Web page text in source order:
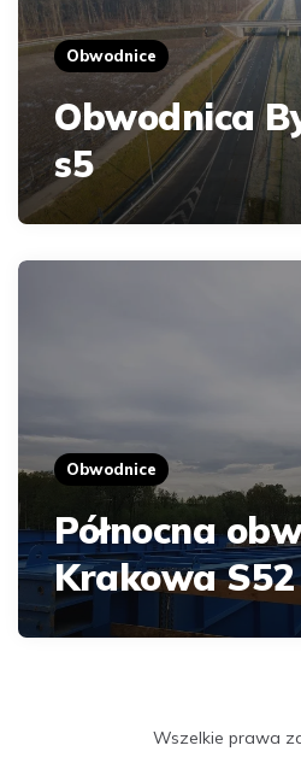
Obwodnice
Obwodnica
s5
Obwodnice
Północna
Krakowa S52
Wszelkie prawa